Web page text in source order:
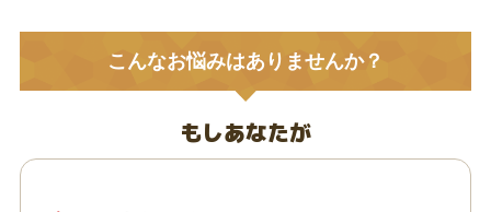
こんなお悩みはありませんか？
もしあなたが